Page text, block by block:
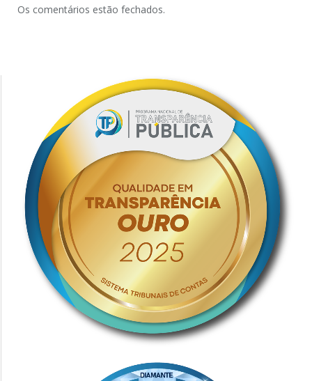
Os comentários estão fechados.